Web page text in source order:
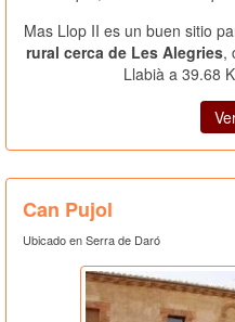
Mas Llop II es un buen sitio
rural cerca de Les Alegries,
Llabià a 39.68
Can Pujol
Ubicado en Serra de Daró